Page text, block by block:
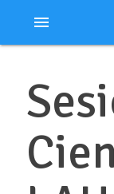
menu